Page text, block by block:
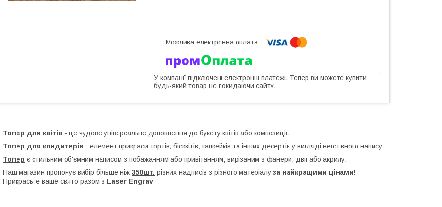
У компанії підключені електронні платежі. Тепер ви можете купити
будь-який товар не покидаючи сайту.
Топер для квітів - це чудове універсальне доповнення до букету квітів або композиції.
Топер для кондитерів - елемент прикраси тортів, бісквітів, капкейків та інших десертів у вигляді неїстівного напису.
Топер є стильним об'ємним написом з побажанням або привітанням, вирізаним з фанери, двп або акрилу.
Наш магазин пропонує вибір більше ніж 350шт. різних надписів з різного матеріалу за найкращими цінами!
Прикрасьте ваше свято разом з Laser Engrav